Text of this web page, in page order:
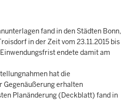
fand in den Städten Bonn,
in der Zeit vom 23.11.2015 bis
endete damit am
hat die
Gegenäußerung erhalten
Planänderung (Deckblatt) fand in